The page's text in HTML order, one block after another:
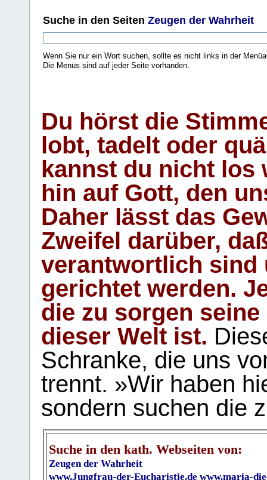
Suche in den Seiten Zeugen der Wahrheit
Wenn Sie nur ein Wort suchen, sollte es nicht links in der
Die Menüs sind auf jeder Seite vorhanden..
Du hörst die
lobt, tadelt oder
kannst du nicht los
hin auf Gott, den
Daher lässt das
Zweifel darüber,
verantwortlich sind
gerichtet werden.
die zu sorgen
dieser Welt ist.
Schranke, die uns
trennt. »Wir haben
sondern suchen die
Suche in den kath. Webseiten von:
Zeugen der Wahrheit
www.Jungfrau-der-Eucharistie.de www.maria-